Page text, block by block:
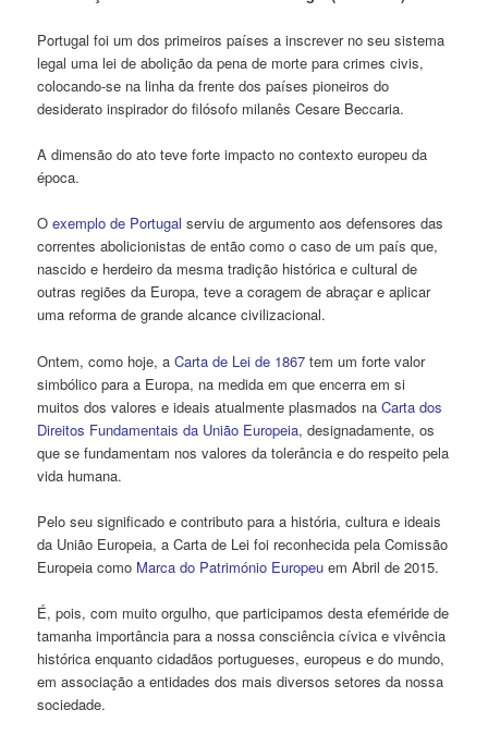
Portugal foi um dos primeiros países a inscrever no seu sistema
legal uma lei de abolição da pena de morte para crimes civis,
colocando-se na linha da frente dos países pioneiros do
desiderato inspirador do filósofo milanês Cesare Beccaria.
A dimensão do ato teve forte impacto no contexto europeu da
época.
Oexemplo de Portugal serviu de argumento aos defensores das
correntes abolicionistas de então como o caso de um país que,
nascido e herdeiro da mesma tradição histórica e cultural de
outras regiões da Europa, teve a coragem de abraçar e aplicar
uma reforma de grande alcance civilizacional.
Ontem, como hoje, aCarta de Lei de 1867 tem um forte valor
simbólico para a Europa, na medida em que encerra em si
muitos dos valores e ideais atualmente plasmados naCarta dos
Direitos Fundamentais da União Europeia, designadamente, os
que se fundamentam nos valores da tolerância e do respeito pela
vida humana.
Pelo seu significado e contributo para a história, cultura e ideais
da União Europeia, a Carta de Lei foi reconhecida pela Comissão
Europeia como Marca do Património Europeu em Abril de 2015.
É, pois, com muito orgulho, que participamos desta efeméride de
tamanha importância para a nossa consciência cívica e vivência
histórica enquanto cidadãos portugueses, europeus e do mundo,
em associação a entidades dos mais diversos setores da nossa
sociedade.